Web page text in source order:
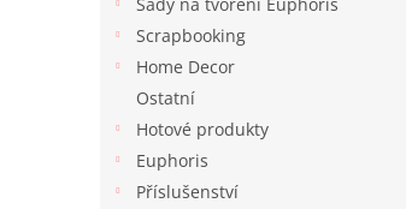
Scrapbooking
Home Decor
Ostatní
Hotové produkty
Euphoris
Příslušenství